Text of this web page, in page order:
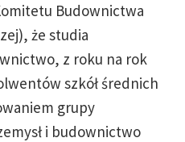
Budownictwa
że studia
z roku na rok
szkół średnich
grupy
i budownictwo